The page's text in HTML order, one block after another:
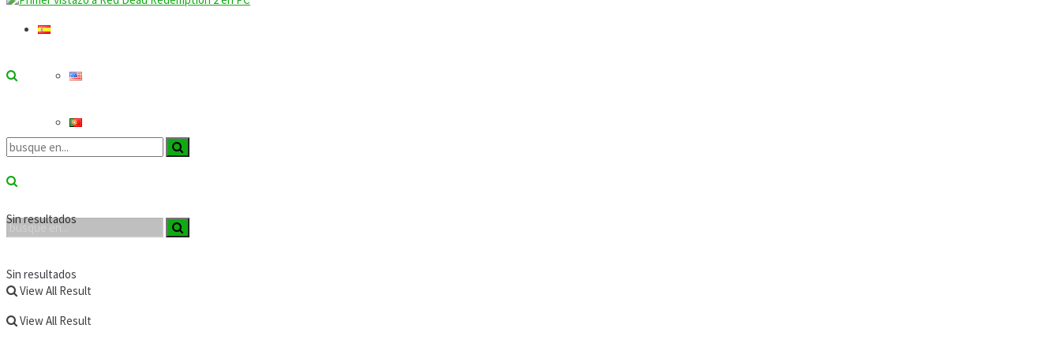
Sin resultados
View All Result
Sin resultados
View All Result